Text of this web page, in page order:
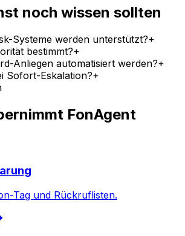
noch wissen sollten
Systeme werden unterstützt?+
bestimmt?+
Anliegen automatisiert werden?+
Sofort-Eskalation?+
FonAgent
Tag und Rückruflisten.